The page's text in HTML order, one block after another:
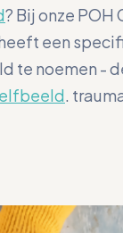
? Bij onze POH
een
te noemen -
.